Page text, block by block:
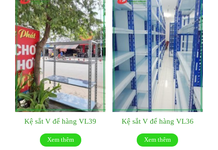
Kệ sắt V để hàng VL39
Xem thêm
Kệ sắt V để hàng VL36
Xem thêm